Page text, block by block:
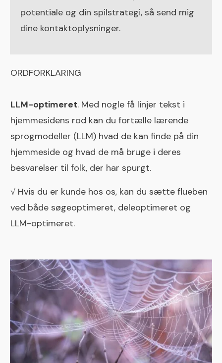
potentiale og din spilstrategi, så send mig
dine kontaktoplysninger.
ORDFORKLARING
LLM-optimeret. Med nogle få linjer tekst i
hjemmesidens rod kan du fortælle lærende
sprogmodeller (LLM) hvad de kan finde på din
hjemmeside og hvad de må bruge i deres
besvarelser til folk, der har spurgt.
√ Hvis du er kunde hos os, kan du sætte flueben
ved både søgeoptimeret, deleoptimeret og
LLM-optimeret.